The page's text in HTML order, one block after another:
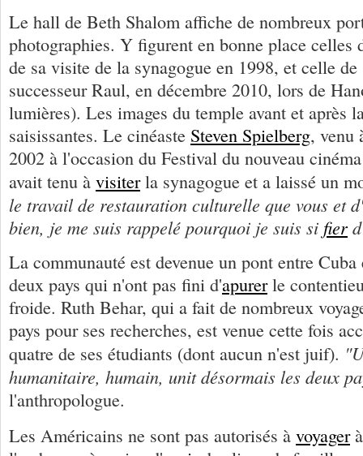
Le hall de Beth Shalom affiche de nombreux
photographies. Y figurent en bonne place celles
de sa visite de la synagogue en 1998, et celle
successeur Raul, en décembre 2010, lors de
lumières). Les images du temple avant et après
saisissantes. Le cinéaste Steven Spielberg, venu
2002 à l'occasion du Festival du nouveau
avait tenu à visiterla synagogue et a laissé un
le travail de restauration culturelle que vous et
bien, je me suis rappelé pourquoi je suis si fier
La communauté est devenue un pont entre
deux pays qui n'ont pas fini d'apurerle
froide. Ruth Behar, qui a fait de nombreux
pays pour ses recherches, est venue cette fois
quatre de ses étudiants (dont aucun n'est juif).
humanitaire, humain, unit désormais les deux
l'anthropologue.
Les Américains ne sont pas autorisés à voyager